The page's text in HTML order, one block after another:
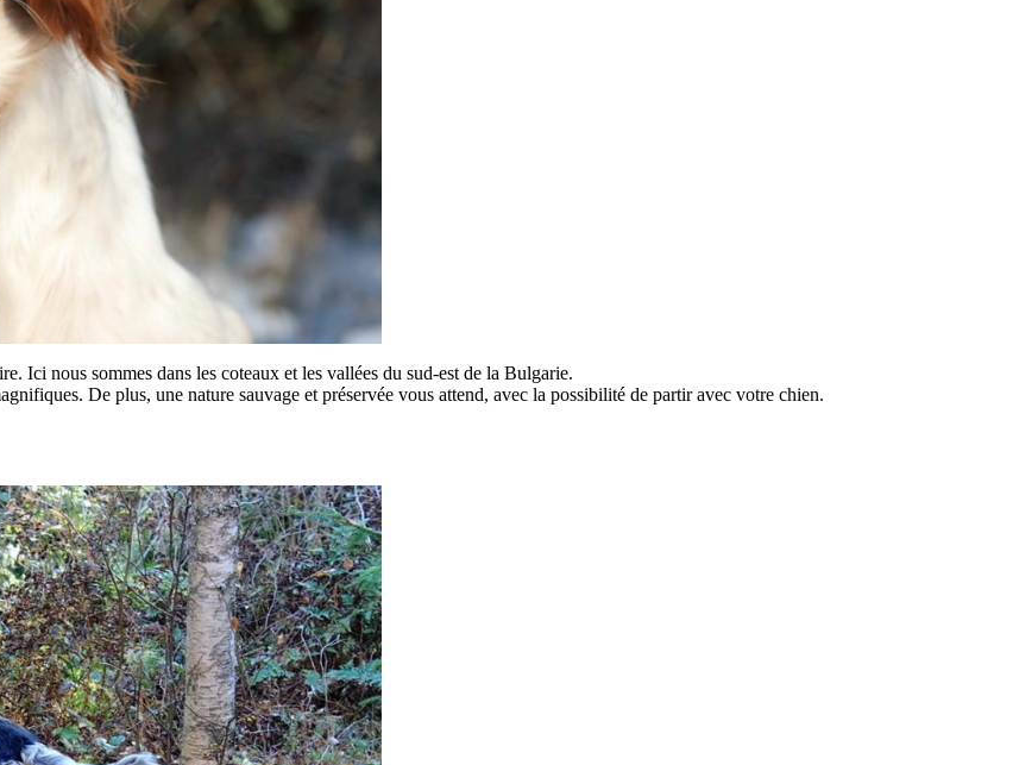
Ici nous sommes dans les coteaux et les vallées du sud-est de la Bulgarie.
De plus, une nature sauvage et préservée vous attend, avec la possibilité de partir avec votre chien.